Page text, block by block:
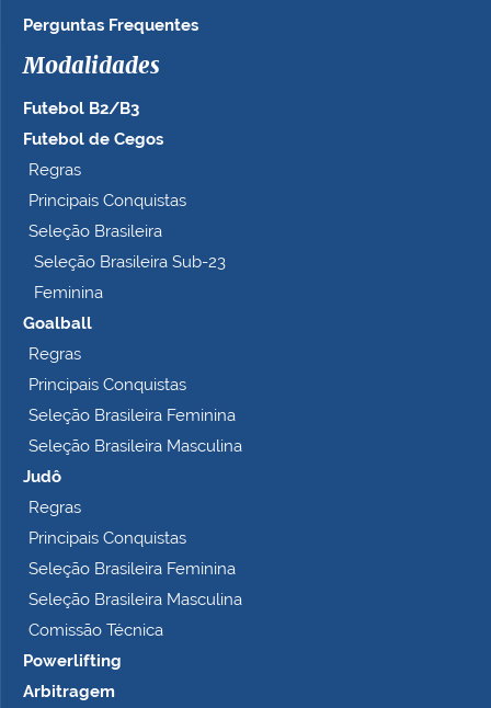
Perguntas Frequentes
Modalidades
Futebol B2/B3
Futebol de Cegos
Regras
Principais Conquistas
Seleção Brasileira
Seleção Brasileira Sub-23
Feminina
Goalball
Regras
Principais Conquistas
Seleção Brasileira Feminina
Seleção Brasileira Masculina
Judô
Regras
Principais Conquistas
Seleção Brasileira Feminina
Seleção Brasileira Masculina
Comissão Técnica
Powerlifting
Arbitragem